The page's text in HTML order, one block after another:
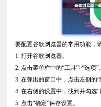
要配置谷歌浏览器的常用功能，
1. 打开谷歌浏览器。
2. 点击菜单栏中的“工具”>“选项”。
3. 在弹出的窗口中，点击左侧的“
4. 在右侧的设置中，找到并勾选“
5. 点击“确定”保存设置。